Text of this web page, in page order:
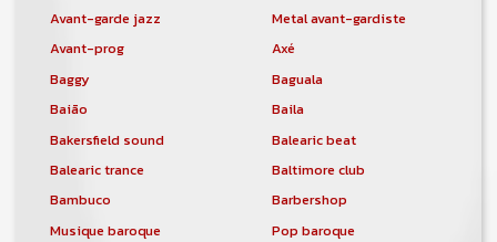
Avant-garde jazz
Metal avant-gardiste
Avant-prog
Axé
Baggy
Baguala
Baião
Baila
Bakersfield sound
Balearic beat
Balearic trance
Baltimore club
Bambuco
Barbershop
Musique baroque
Pop baroque